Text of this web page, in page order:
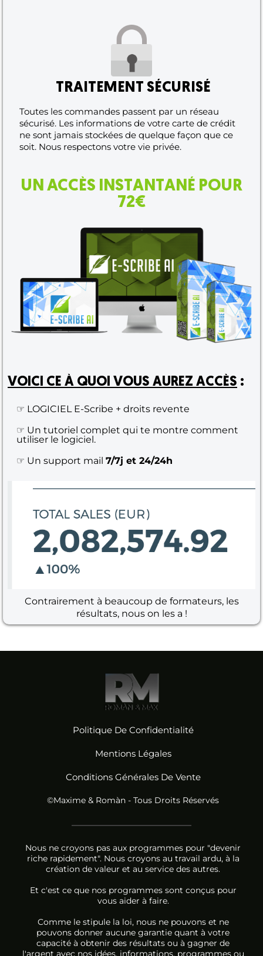
TRAITEMENT SÉCURISÉ
Toutes les commandes passent par un réseau
sécurisé. Les informations de votre carte de crédit
ne sont jamais stockées de quelque façon que ce
soit. Nous respectons votre vie privée.
UN ACCÈS INSTANTANÉ POUR
72€
VOICI CE À QUOI VOUS AUREZ ACCÈS :
☞ LOGICIEL E-Scribe + droits revente
☞ Un tutoriel complet qui te montre comment
utiliser le logiciel.
☞ Un support mail 7/7j et 24/24h
Contrairement à beaucoup de formateurs, les
résultats, nous on les a !
Politique De Confidentialité
Mentions Légales
Conditions Générales De Vente
©Maxime & Romàn - Tous Droits Réservés
Nous ne croyons pas aux programmes pour "devenir
riche rapidement". Nous croyons au travail ardu, à la
création de valeur et au service des autres.
Et c'est ce que nos programmes sont conçus pour
vous aider à faire.
Comme le stipule la loi, nous ne pouvons et ne
pouvons donner aucune garantie quant à votre
capacité à obtenir des résultats ou à gagner de
l'argent avec nos idées, informations, programmes ou